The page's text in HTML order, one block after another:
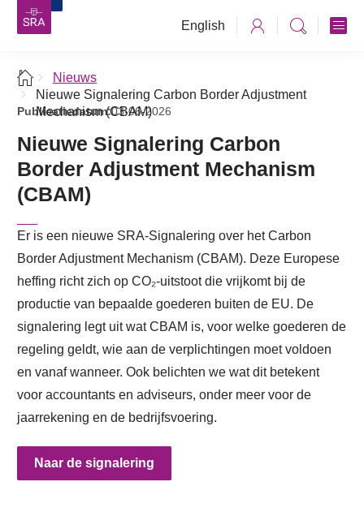
English
Nieuws
Nieuwe Signalering Carbon Border Adjustment
Mechanism (CBAM)
Publicatiedatum:03-06-2026
Nieuwe Signalering Carbon
Border Adjustment Mechanism
(CBAM)
Er is een nieuwe SRA-Signalering over het Carbon
Border Adjustment Mechanism (CBAM). Deze Europese
heffing richt zich op CO₂-uitstoot die vrijkomt bij de
productie van bepaalde goederen buiten de EU. De
signalering legt uit wat CBAM is, voor welke goederen de
regeling geldt, wie aan de verplichtingen moet voldoen
en vanaf wanneer. Ook belichten we wat dit betekent
voor accountants en adviseurs, onder meer voor de
jaarrekening en de bedrijfsvoering.
Naar de signalering